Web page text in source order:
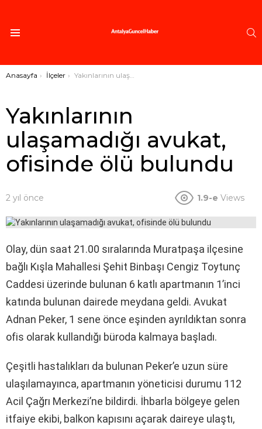
Buradasınız:
Anasayfa İlçeler Yakınlarının ulaşamadığı avukat, ofisinde ölü bulundu
Yakınlarının
ulaşamadığı avukat,
ofisinde ölü bulundu
2 yıl önce 1.9-e Views
Olay, dün saat 21.00 sıralarında Muratpaşa ilçesine
bağlı Kışla Mahallesi Şehit Binbaşı Cengiz Toytunç
Caddesi üzerinde bulunan 6 katlı apartmanın 1’inci
katında bulunan dairede meydana geldi. Avukat
Adnan Peker, 1 sene önce eşinden ayrıldıktan sonra
ofis olarak kullandığı büroda kalmaya başladı.
Çeşitli hastalıkları da bulunan Peker’e uzun süre
ulaşılamayınca, apartmanın yöneticisi durumu 112
Acil Çağrı Merkezi’ne bildirdi. İhbarla bölgeye gelen
itfaiye ekibi, balkon kapısını açarak daireye ulaştı,